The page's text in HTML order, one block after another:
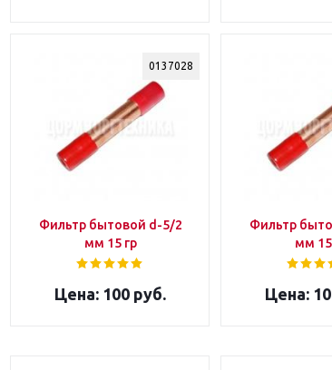
0137028
Фильтр бытовой d-5/2
мм 15 гр
100 руб.
Фильтр
мм 15